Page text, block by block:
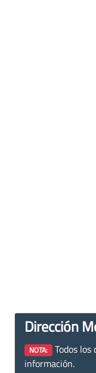
Dirección
NOTA: Todos los
información.